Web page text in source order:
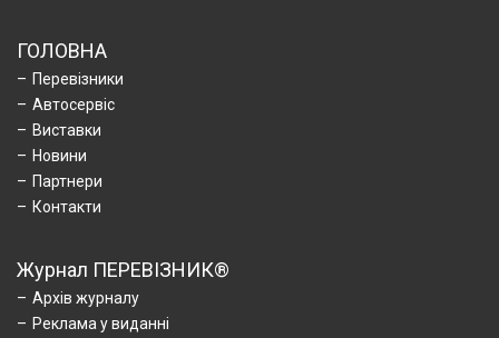
ГОЛОВНА
Перевізники
Автосервіс
Виставки
Новини
Партнери
Контакти
Журнал ПЕРЕВІЗНИК®
Архів журналу
Реклама у виданні